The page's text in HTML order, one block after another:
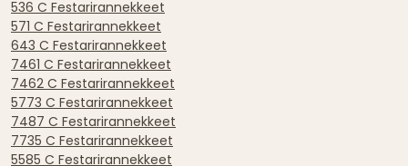
536 C Festarirannekkeet
571 C Festarirannekkeet
643 C Festarirannekkeet
7461 C Festarirannekkeet
7462 C Festarirannekkeet
5773 C Festarirannekkeet
7487 C Festarirannekkeet
7735 C Festarirannekkeet
5585 C Festarirannekkeet